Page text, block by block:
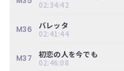
02:34:42
M36
バレッタ
02:41:44
M37
初恋の人を今でも
02:46:08